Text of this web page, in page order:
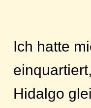
Ich hatte
Hidalgo